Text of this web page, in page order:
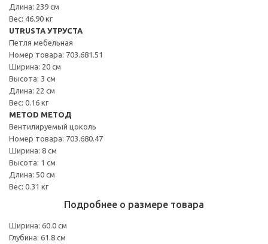
Длина: 239 см
Вес: 46.90 кг
UTRUSTA УТРУСТА
Петля мебельная
Номер товара: 703.681.51
Ширина: 20 см
Высота: 3 см
Длина: 22 см
Вес: 0.16 кг
METOD МЕТОД
Вентилируемый цоколь
Номер товара: 703.680.47
Ширина: 8 см
Высота: 1 см
Длина: 50 см
Вес: 0.31 кг
Подробнее о размере товара
Ширина: 60.0 см
Глубина: 61.8 см